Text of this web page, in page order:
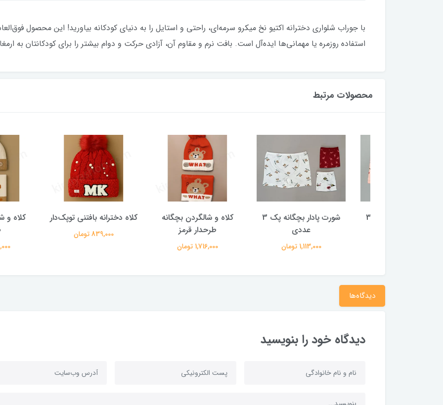
با جوراب شلواری دخترانه اکتیو نخ میکرو سرمه‌ای، راحتی و استایل را به دنیای کودکانه بیاورید! این محصول
استفاده روزمره یا مهمانی‌ها ایده‌آل است. بافت نرم و مقاوم آن، آزادی حرکت و دوام بیشتر را برای کودکانتان به
محصولات مرتبط
شورت پادار بچگانه پک 3
عددی
1,113,000 تومان
کلاه و شالگردن بچگانه
طرحدار قرمز
1,716,000 تومان
کلاه دخترانه بافتنی توپک‌دار
839,000 تومان
کلاه و
1,716,000 تومان
دیدگاه‌ها
دیدگاه خود را بنویسید